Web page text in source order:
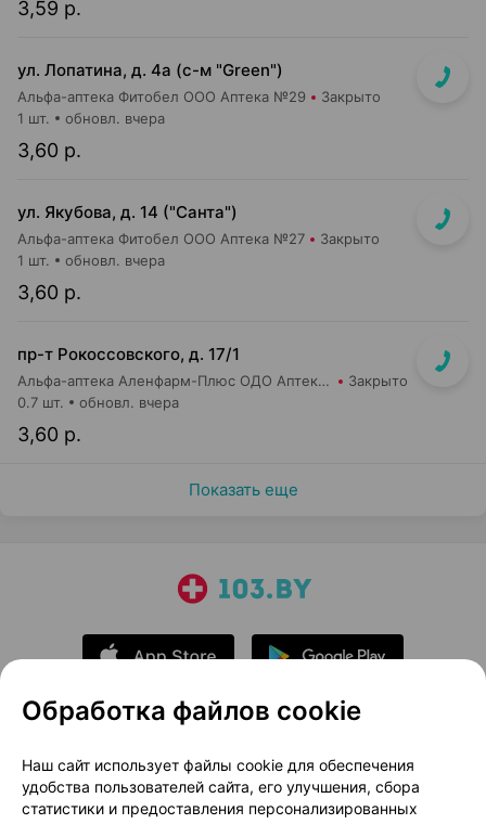
3,59 р.
ул. Лопатина, д. 4а (с-м "Green")
Альфа-аптека Фитобел ООО Аптека №29 Закрыто
3,60 р.
1 шт. обновл. вчера
ул. Якубова, д. 14 ("Санта")
Альфа-аптека Фитобел ООО Аптека №27 Закрыто
3,60 р.
1 шт. обновл. вчера
пр-т Рокоссовского, д. 17/1
Альфа-аптека Аленфарм-Плюс ОДО Аптека №1 Закрыто
3,60 р.
0.7 шт. обновл. вчера
Показать еще
О проекте
Новости проекта
Размещение рекламы
Медицинский маркетинг
Обработка файлов cookie
Наш сайт использует файлы cookie для обеспечения
удобства пользователей сайта, его улучшения, сбора
статистики и предоставления персонализированных